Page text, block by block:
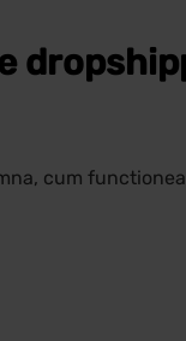
cum